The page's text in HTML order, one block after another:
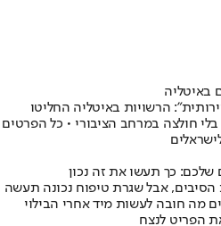
באיטליה
הרשויות באיטליה החליטו
חולצה במרחב הציבורי • כל הפרטים
כך תעשו את זה נכון
אבל שגרת טיפוח נכונה תעשה
מה חובה לעשות מיד אחרי הבילוי
הפריט לנצח